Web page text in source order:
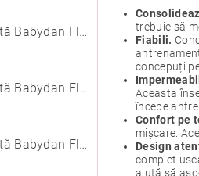
Poartă de siguranță Babydan Flexi Fit metal albă 67-105,5 cm cu înșurubare
Poartă de siguranță Babydan Flexi Fit metal neagră 67-105,5 cm cu înșurubare
Poartă de siguranță Babydan Flexi Fit metal neagră 67-105,5 cm cu înșurubare
trebuie să
Fiabili.
concepuți
Aceasta
începe
Confort pe
mișcare.
Design
complet
ajută să